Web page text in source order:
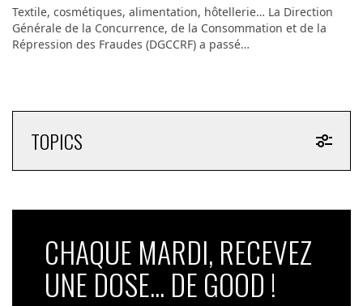
Textile, cosmétiques, alimentation, hôtellerie… La Direction
Générale de la Concurrence, de la Consommation et de la
Répression des Fraudes (DGCCRF) a passé…
TOPICS
CHAQUE MARDI, RECEVEZ
UNE DOSE... DE GOOD !